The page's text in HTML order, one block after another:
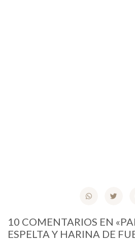
10 COMENTARIOS EN
ESPELTA Y HARINA DE